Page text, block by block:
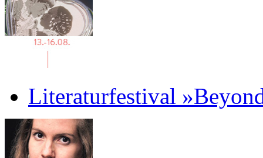
Literaturfestival